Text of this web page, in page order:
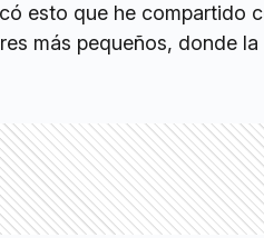
esto que he compartido
más pequeños, donde